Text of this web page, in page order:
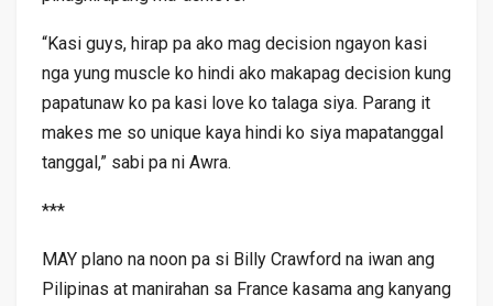
“Kasi guys, hirap pa ako mag decision ngayon kasi
nga yung muscle ko hindi ako makapag decision kung
papatunaw ko pa kasi love ko talaga siya. Parang it
makes me so unique kaya hindi ko siya mapatanggal
tanggal,” sabi pa ni Awra.
***
MAY plano na noon pa si Billy Crawford na iwan ang
Pilipinas at manirahan sa France kasama ang kanyang